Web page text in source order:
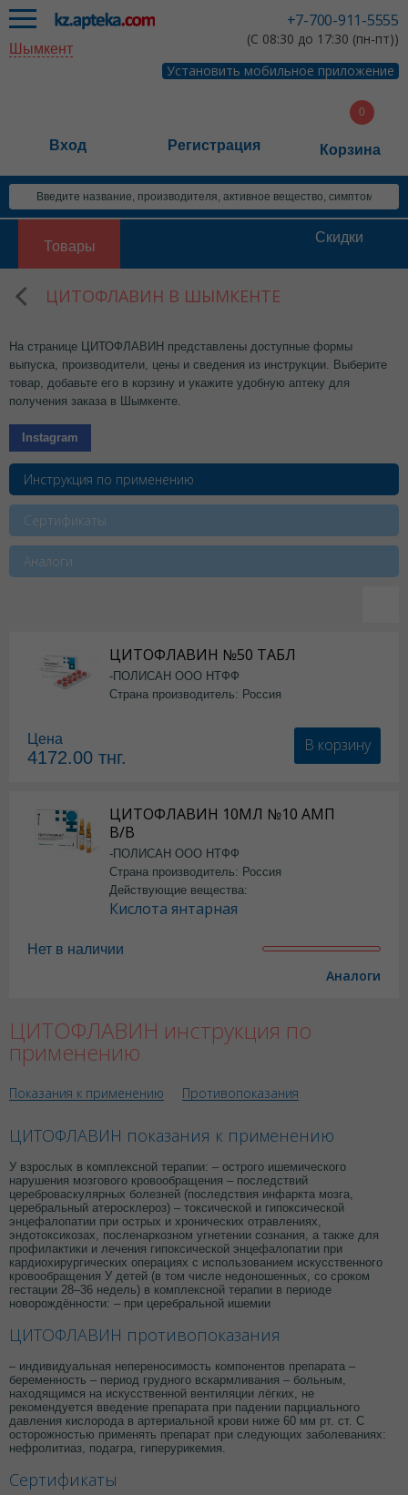
+7-700-911-5555
(С 08:30 до 17:30 (пн-пт))
Установить мобильное приложение
Шымкент
Вход Регистрация Корзина
Товары
Скидки
ЦИТОФЛАВИН В ШЫМКЕНТЕ
На странице ЦИТОФЛАВИН представлены доступные формы
выпуска, производители, цены и сведения из инструкции. Выберите
товар, добавьте его в корзину и укажите удобную аптеку для
получения заказа в Шымкенте.
Instagram
Инструкция по применению
Сертификаты
Аналоги
ЦИТОФЛАВИН №50 ТАБЛ
-ПОЛИСАН ООО НТФФ
Страна производитель: Россия
Цена
4172.00 тнг.
В корзину
ЦИТОФЛАВИН 10МЛ №10 АМП
В/В
-ПОЛИСАН ООО НТФФ
Страна производитель: Россия
Действующие вещества:
Кислота янтарная
Нет в наличии
Аналоги
ЦИТОФЛАВИН инструкция по
применению
Показания к применению Противопоказания
ЦИТОФЛАВИН показания к применению
У взрослых в комплексной терапии: – острого ишемического
нарушения мозгового кровообращения – последствий
цереброваскулярных болезней (последствия инфаркта мозга,
церебральный атеросклероз) – токсической и гипоксической
энцефалопатии при острых и хронических отравлениях,
эндотоксикозах, посленаркозном угнетении сознания, а также для
профилактики и лечения гипоксической энцефалопатии при
кардиохирургических операциях с использованием искусственного
кровообращения У детей (в том числе недоношенных, со сроком
гестации 28–36 недель) в комплексной терапии в периоде
новорождённости: – при церебральной ишемии
ЦИТОФЛАВИН противопоказания
– индивидуальная непереносимость компонентов препарата –
беременность – период грудного вскармливания – больным,
находящимся на искусственной вентиляции лёгких, не
рекомендуется введение препарата при падении парциального
давления кислорода в артериальной крови ниже 60 мм рт. ст. С
осторожностью применять препарат при следующих заболеваниях:
нефролитиаз, подагра, гиперурикемия.
Сертификаты